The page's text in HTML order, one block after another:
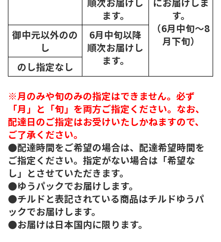
ます。
す。
（6月中旬～8
月下旬）
御中元以外のの
し
6月中旬以降
順次お届けし
ます。
のし指定なし
※月のみや旬のみの指定はできません。必ず
「月」と「旬」を両方ご指定ください。なお、
配達日のご指定はお受けいたしかねますので、
ご了承ください。
●配達時間をご希望の場合は、配達希望時間を
ご指定ください。指定がない場合は「希望な
し」とさせていただきます。
●ゆうパックでお届けします。
●チルドと表記されている商品はチルドゆうパ
ックでお届けします。
●お届けは日本国内に限ります。